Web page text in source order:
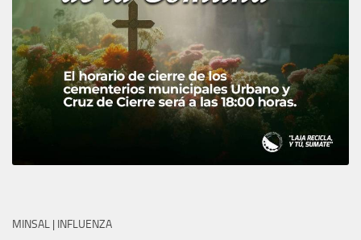
MINSAL | INFLUENZA